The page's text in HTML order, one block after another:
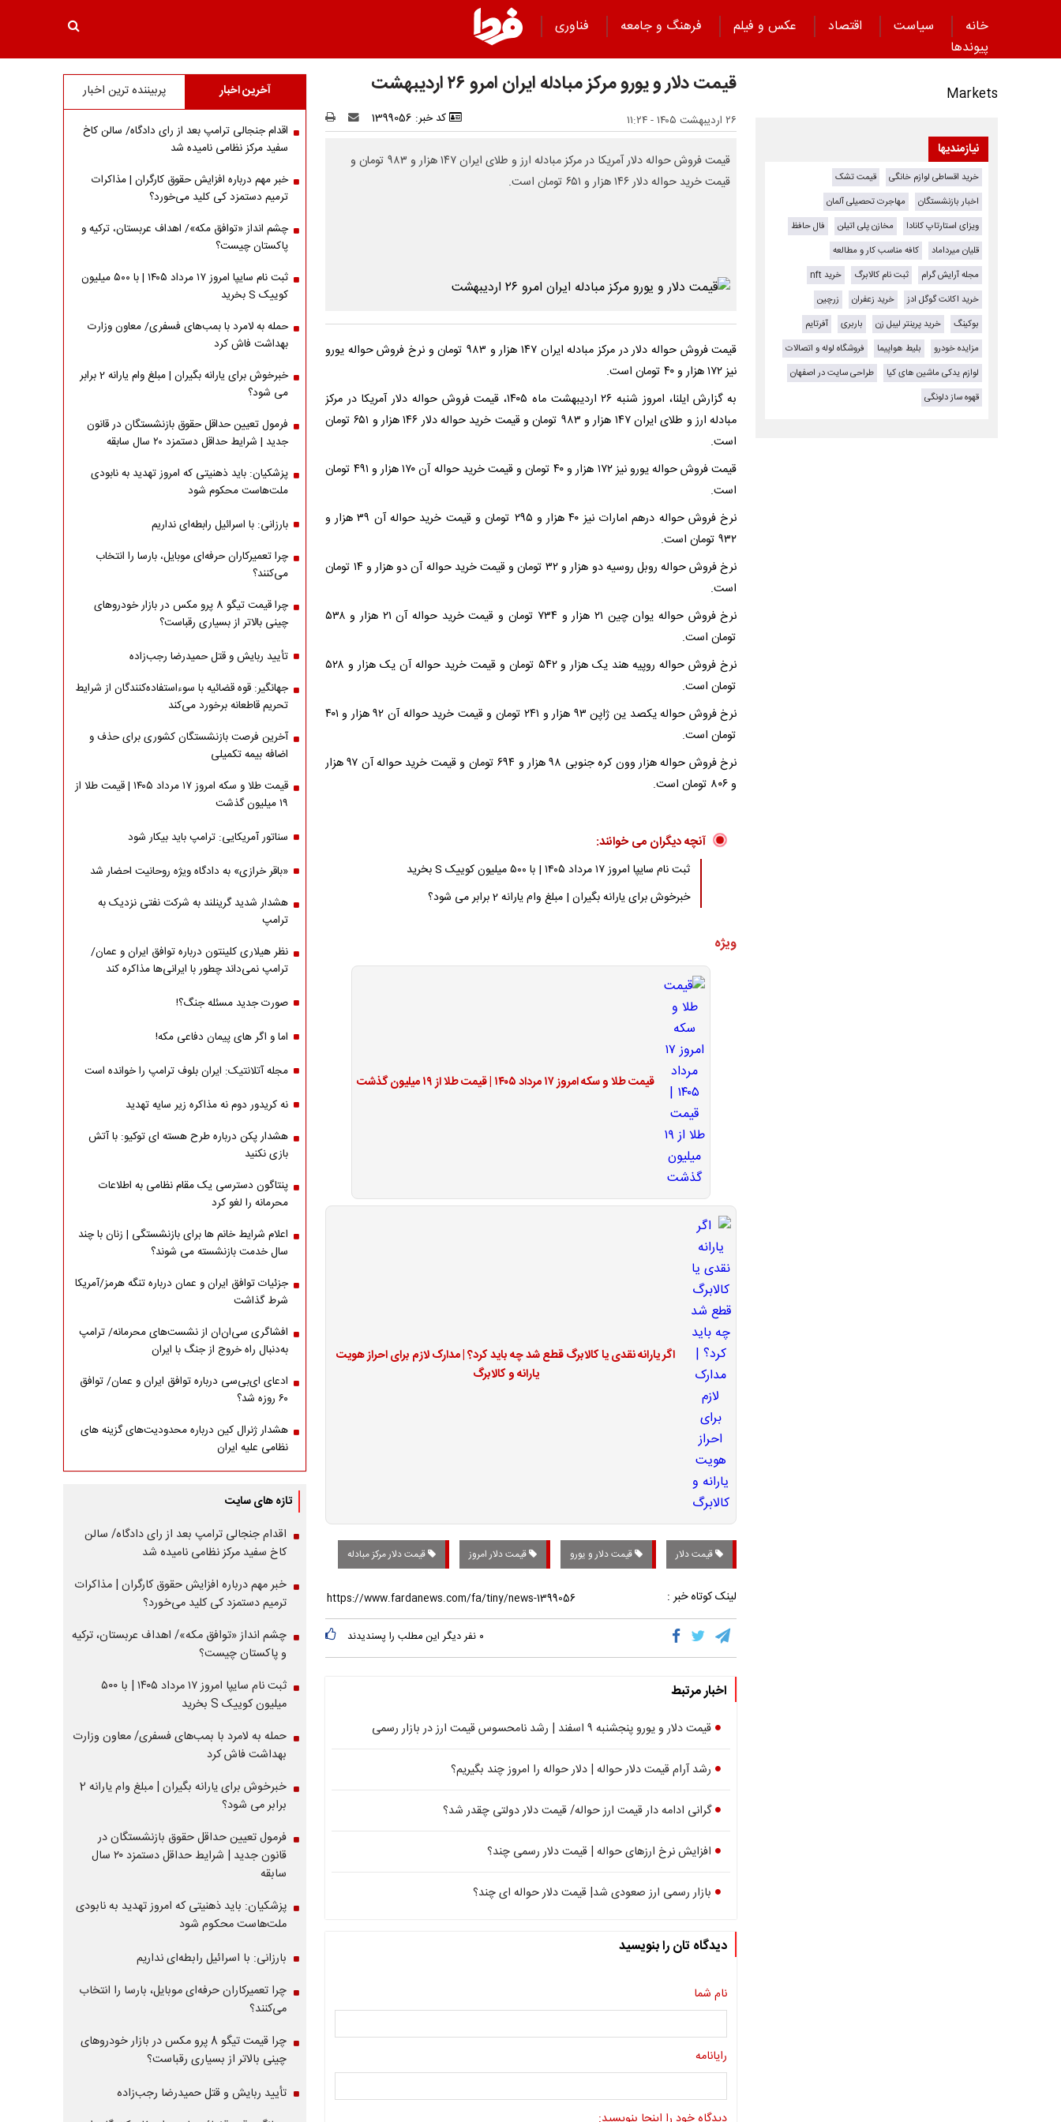
خانه سیاست اقتصاد عکس و فیلم فرهنگ و جامعه
فناوری
پیوند‌ها
قیمت دلار و یورو مرکز مبادله ایران امرو ۲۶ اردیبهشت
۲۶ اردیبهشت ۱۴۰۵ - ۱۱:۲۴ کد خبر: 1399056
قیمت فروش حواله دلار آمریکا در مرکز مبادله ارز و طلای ایران ۱۴۷ هزار و ۹۸۳ تومان و
قیمت خرید حواله دلار ۱۴۶ هزار و ۶۵۱ تومان است.
قیمت فروش حواله دلار در مرکز مبادله ایران ۱۴۷ هزار و ۹۸۳ تومان و نرخ فروش حواله یورو
نیز ۱۷۲ هزار و ۴۰ تومان است.
به گزارش ایلنا، امروز شنبه ۲۶ اردیبهشت ماه ۱۴۰۵، قیمت فروش حواله دلار آمریکا در مرکز
مبادله ارز و طلای ایران ۱۴۷ هزار و ۹۸۳ تومان و قیمت خرید حواله دلار ۱۴۶ هزار و ۶۵۱ تومان
است.
قیمت فروش حواله یورو نیز ۱۷۲ هزار و ۴۰ تومان و قیمت خرید حواله آن ۱۷۰ هزار و ۴۹۱ تومان
است.
نرخ فروش حواله درهم امارات نیز ۴۰ هزار و ۲۹۵ تومان و قیمت خرید حواله آن ۳۹ هزار و
۹۳۲ تومان است.
نرخ فروش حواله روبل روسیه دو هزار و ۳۲ تومان و قیمت خرید حواله آن دو هزار و ۱۴ تومان
است.
نرخ فروش حواله یوان چین ۲۱ هزار و ۷۳۴ تومان و قیمت خرید حواله آن ۲۱ هزار و ۵۳۸
تومان است.
نرخ فروش حواله روپیه هند یک هزار و ۵۴۲ تومان و قیمت خرید حواله آن یک هزار و ۵۲۸
تومان است.
نرخ فروش حواله یکصد ین ژاپن ۹۳ هزار و ۲۴۱ تومان و قیمت خرید حواله آن ۹۲ هزار و ۴۰۱
تومان است.
نرخ فروش حواله هزار وون کره جنوبی ۹۸ هزار و ۶۹۴ تومان و قیمت خرید حواله آن ۹۷ هزار
و ۸۰۶ تومان است.
آنچه دیگران می خوانند:
ثبت نام سایپا امروز ۱۷ مرداد ۱۴۰۵ | با ۵۰۰ میلیون کوییک S بخرید
خبرخوش برای یارانه بگیران | مبلغ وام یارانه 2 برابر می شود؟
ویژه
قیمت طلا و سکه امروز ۱۷ مرداد ۱۴۰۵ | قیمت طلا از ۱۹ میلیون گذشت
اگر یارانه نقدی یا کالابرگ قطع شد چه باید کرد؟ | مدارک لازم برای احراز هویت
یارانه و کالابرگ
قیمت دلار قیمت دلار و یورو قیمت دلار امروز قیمت دلار مرکز مبادله
لینک کوتاه خبر :
۰ نفر دیگر این مطلب را پسندیدند
اخبار مرتبط
قیمت دلار و یورو پنجشنبه ۹ اسفند | رشد نامحسوس قیمت ارز در بازار رسمی
رشد آرام قیمت دلار حواله | دلار حواله‌ را امروز چند بگیریم؟
گرانی ادامه دار قیمت ارز حواله/ قیمت دلار دولتی چقدر شد؟
افزایش نرخ ارزهای حواله | قیمت دلار رسمی چند؟
بازار رسمی ارز صعودی شد| قیمت دلار حواله ای چند؟
دیدگاه تان را بنویسید
نام شما
رایانامه
Markets
نیازمندیها
خرید اقساطی لوازم خانگی
قیمت تشک
اخبار بازنشستگان
مهاجرت تحصیلی آلمان
ویزای استارتاپ کانادا
مخازن پلی اتیلن
فال حافظ
قلیان میرداماد
کافه مناسب کار و مطالعه
مجله آرایش گرام
ثبت نام کالابرگ
خرید nft
خرید اکانت گوگل ادز
خرید زعفران
زرچین
بوکینگ
خرید پرینتر لیبل زن باربری
آفرتایم
مزایده خودرو
بلیط هواپیما
فروشگاه لوله و اتصالات
لوازم یدکی ماشین های کیا
طراحی سایت در اصفهان
قهوه ساز دلونگی
آخرین اخبار پربیننده ترین اخبار
اقدام جنجالی ترامپ بعد از رای دادگاه/ سالن کاخ
سفید مرکز نظامی نامیده شد
خبر مهم درباره افزایش حقوق کارگران | مذاکرات
ترمیم دستمزد کی کلید می‌خورد؟
چشم انداز «توافق مکه»/ اهداف عربستان، ترکیه و
پاکستان چیست؟
ثبت نام سایپا امروز ۱۷ مرداد ۱۴۰۵ | با ۵۰۰ میلیون
کوییک S بخرید
حمله به لامرد با بمب‌های فسفری/ معاون وزارت
بهداشت فاش کرد
خبرخوش برای یارانه بگیران | مبلغ وام یارانه 2 برابر
می شود؟
فرمول تعیین حداقل حقوق بازنشستگان در قانون
جدید | شرایط حداقل دستمزد ۲۰ سال سابقه
پزشکیان: باید ذهنیتی که امروز تهدید به نابودی
ملت‌هاست محکوم شود
بارزانی: با اسرائیل رابطه‌ای نداریم
چرا تعمیرکاران حرفه‌ای موبایل، بارسا را انتخاب
می‌کنند؟
چرا قیمت تیگو 8 پرو مکس در بازار خودروهای
چینی بالاتر از بسیاری رقباست؟
تأیید ربایش و قتل حمیدرضا رجب‌زاده
جهانگیر: قوه قضائیه با سوءاستفاده‌کنندگان از شرایط
تحریم قاطعانه برخورد می‌کند
آخرین فرصت بازنشستگان کشوری برای حذف و
اضافه بیمه تکمیلی
قیمت طلا و سکه امروز ۱۷ مرداد ۱۴۰۵ | قیمت طلا از
۱۹ میلیون گذشت
سناتور آمریکایی: ترامپ باید بیکار شود
«باقر خرازی» به دادگاه ویژه روحانیت احضار شد
هشدار شدید گرینلند به شرکت نفتی نزدیک به
ترامپ
نظر هیلاری کلینتون درباره توافق ایران و عمان/
ترامپ نمی‌داند چطور با ایرانی‌ها مذاکره کند
صورت جدید مسئله جنگ؟!
اما و اگر های پیمان دفاعی مکه!
مجله آتلانتیک: ایران بلوف ترامپ را خوانده است
نه کریدور دوم نه مذاکره زیر سایه تهدید
هشدار پکن درباره طرح هسته ای توکیو: با آتش
بازی نکنید
پنتاگون دسترسی یک مقام نظامی به اطلاعات
محرمانه را لغو کرد
اعلام شرایط خانم ها برای بازنشستگی | زنان با چند
سال خدمت بازنشسته می شوند؟
جزئیات توافق ایران و عمان درباره تنگه هرمز/آمریکا
شرط گذاشت
افشاگری سی‌ان‌ان از نشست‌های محرمانه/ ترامپ
به‌دنبال راه خروج از جنگ با ایران
ادعای ای‌بی‌سی درباره توافق ایران و عمان/ توافق
۶۰ روزه شد؟
هشدار ژنرال کین درباره محدودیت‌های گزینه های
نظامی علیه ایران
تازه های سایت
اقدام جنجالی ترامپ بعد از رای دادگاه/ سالن
کاخ سفید مرکز نظامی نامیده شد
خبر مهم درباره افزایش حقوق کارگران | مذاکرات
ترمیم دستمزد کی کلید می‌خورد؟
چشم انداز «توافق مکه»/ اهداف عربستان، ترکیه
و پاکستان چیست؟
ثبت نام سایپا امروز ۱۷ مرداد ۱۴۰۵ | با ۵۰۰
میلیون کوییک S بخرید
حمله به لامرد با بمب‌های فسفری/ معاون وزارت
بهداشت فاش کرد
خبرخوش برای یارانه بگیران | مبلغ وام یارانه 2
برابر می شود؟
فرمول تعیین حداقل حقوق بازنشستگان در
قانون جدید | شرایط حداقل دستمزد ۲۰ سال
سابقه
پزشکیان: باید ذهنیتی که امروز تهدید به نابودی
ملت‌هاست محکوم شود
بارزانی: با اسرائیل رابطه‌ای نداریم
چرا تعمیرکاران حرفه‌ای موبایل، بارسا را انتخاب
می‌کنند؟
چرا قیمت تیگو 8 پرو مکس در بازار خودروهای
چینی بالاتر از بسیاری رقباست؟
تأیید ربایش و قتل حمیدرضا رجب‌زاده